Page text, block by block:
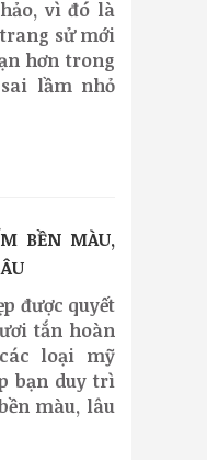
vì đó là
trang sử mới
hơn trong
lầm nhỏ
BỀN MÀU,
được quyết
tắn hoàn
loại mỹ
bạn duy trì
màu, lâu